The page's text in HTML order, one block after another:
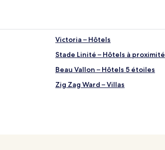
Victoria – Hôtels
Stade Linité – Hôtels à proximité
Beau Vallon – Hôtels 5 étoiles
Zig Zag Ward – Villas